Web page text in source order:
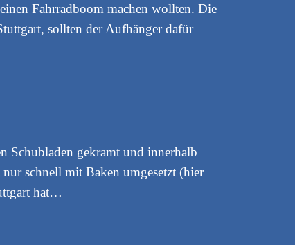
Fahrradboom machen wollten. Die
sollten der Aufhänger dafür
Schubladen gekramt und innerhalb
schnell mit Baken umgesetzt (hier
hat…